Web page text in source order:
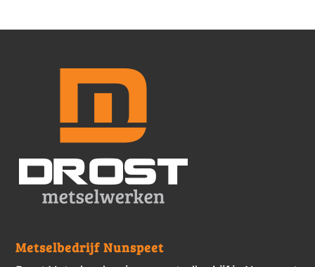
Metselbedrijf Nunspeet